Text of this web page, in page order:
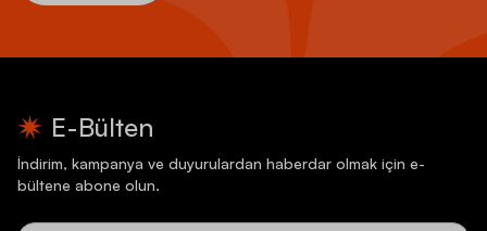
E-Bülten
İndirim, kampanya ve duyurulardan haberdar olmak için e-
bültene abone olun.